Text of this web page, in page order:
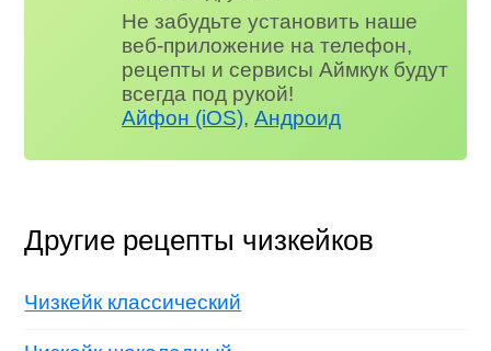
Не забудьте установить наше
веб-приложение на телефон,
рецепты и сервисы Аймкук будут
всегда под рукой!
Айфон (iOS),Андроид
Другие рецепты чизкейков
Чизкейк классический